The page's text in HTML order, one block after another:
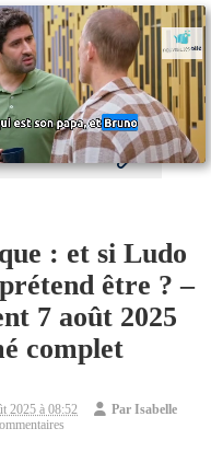
: et si Ludo
être ? –
7 août 2025
complet
2025 à 08:52 ParIsabelle